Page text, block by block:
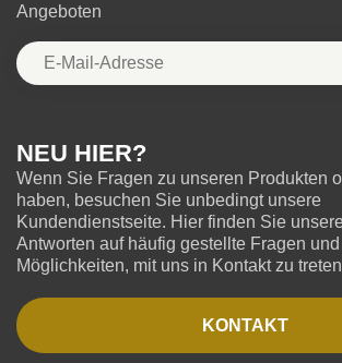
NEU HIER?
Wenn Sie Fragen zu unseren Produkten
haben, besuchen Sie unbedingt unsere
Kundendienstseite. Hier finden Sie
Antworten auf häufig gestellte Fragen
Möglichkeiten, mit uns in Kontakt zu
KONTAKT
Angeboten